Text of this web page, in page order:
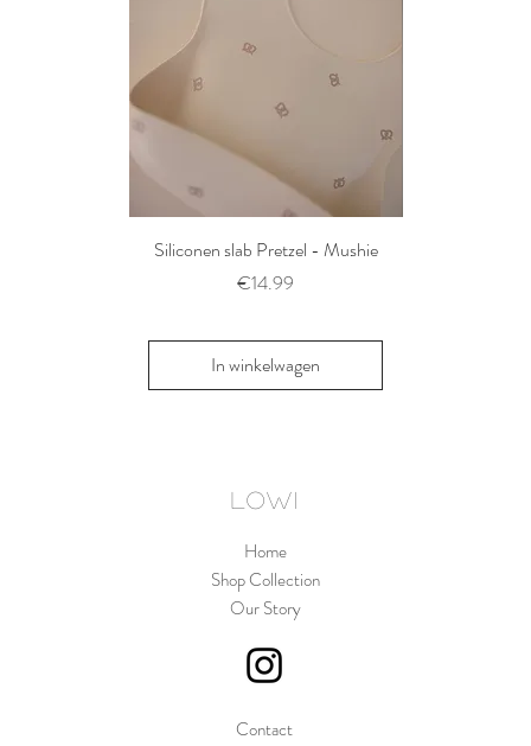
Siliconen slab Pretzel - Mushie
Prijs
€14.99
In winkelwagen
LOWI
Home
Shop Collection
Our Story
Contact